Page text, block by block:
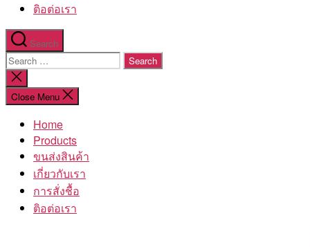
ติอต่อเรา
Search
Search
for:
Close
search
Close Menu
Home
Products
ขนส่งสินค้า
เกี่ยวกับเรา
การสั่งชื้อ
ติอต่อเรา